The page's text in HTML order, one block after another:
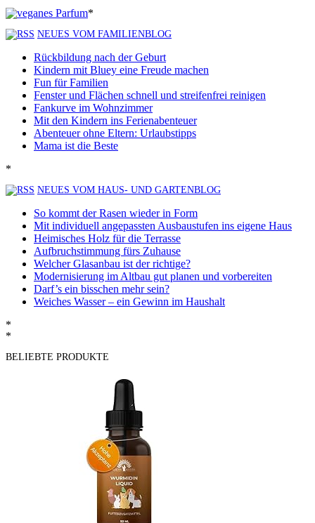
*
NEUES VOM FAMILIENBLOG
Rückbildung nach der Geburt
Kindern mit Bluey eine Freude machen
Fun für Familien
Fenster und Flächen schnell und streifenfrei reinigen
Fankurve im Wohnzimmer
Mit den Kindern ins Ferienabenteuer
Abenteuer ohne Eltern: Urlaubstipps
Mama ist die Beste
*
NEUES VOM HAUS- UND GARTENBLOG
So kommt der Rasen wieder in Form
Mit individuell angepassten Ausbaustufen ins eigene Haus
Heimisches Holz für die Terrasse
Aufbruchstimmung fürs Zuhause
Welcher Glasanbau ist der richtige?
Modernisierung im Altbau gut planen und vorbereiten
Darf’s ein bisschen mehr sein?
Weiches Wasser – ein Gewinn im Haushalt
*
*
BELIEBTE PRODUKTE